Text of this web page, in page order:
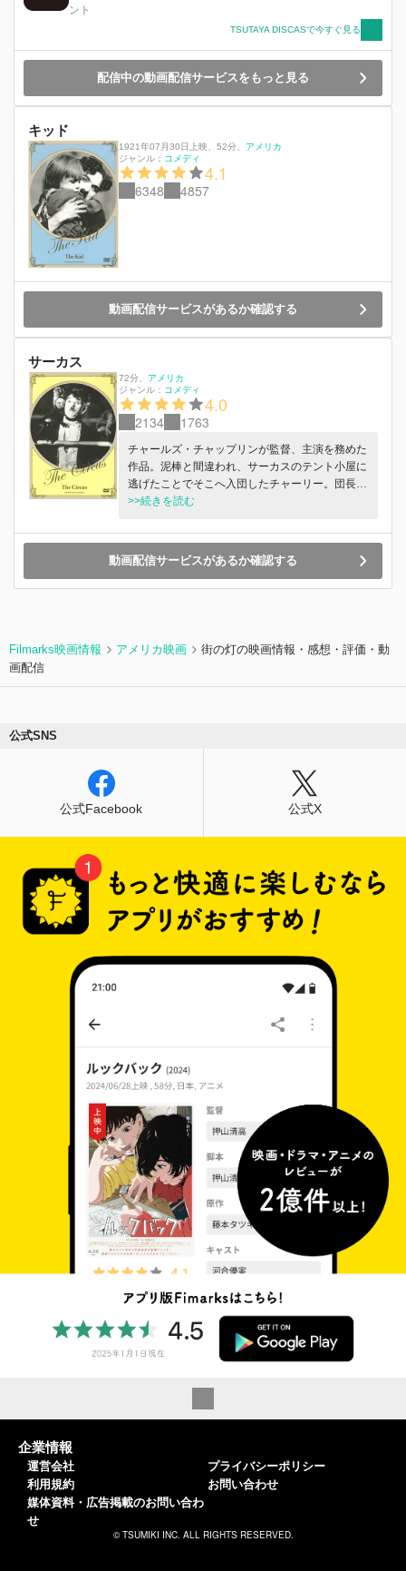
ント
TSUTAYA DISCASで今すぐ見る
配信中の動画配信サービスをもっと見る
キッド
1921年07月30日上映 52分
アメリカ
ジャンル： コメディ
4.1
6348 4857
動画配信サービスがあるか確認する
サーカス
72分
アメリカ
ジャンル： コメディ
4.0
2134 1763
チャールズ・チャップリンが監督、主演を務めた
作品。泥棒と間違われ、サーカスのテント小屋に
逃げたことでそこへ入団したチャーリー。団長の
娘に恋をして、彼女の気を引こうとするが……。
>>続きを読む
動画配信サービスがあるか確認する
Filmarks映画情報 アメリカ映画
街の灯の映画情報・感想・評価・動
画配信
公式SNS
公式Facebook 公式X
企業情報
運営会社
利用規約
媒体資料・広告掲載のお問い合わ
せ
プライバシーポリシー
お問い合わせ
© TSUMIKI INC. ALL RIGHTS RESERVED.